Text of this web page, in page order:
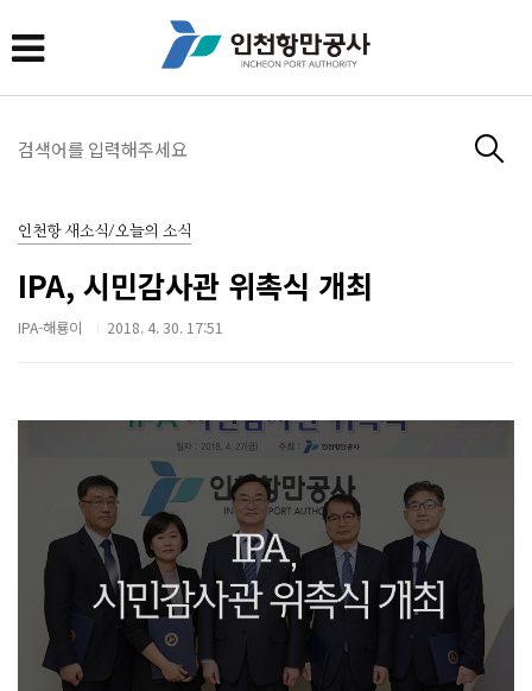
인천항 새소식/오늘의 소식
IPA, 시민감사관 위촉식 개최
IPA-해룡이 2018. 4. 30. 17:51